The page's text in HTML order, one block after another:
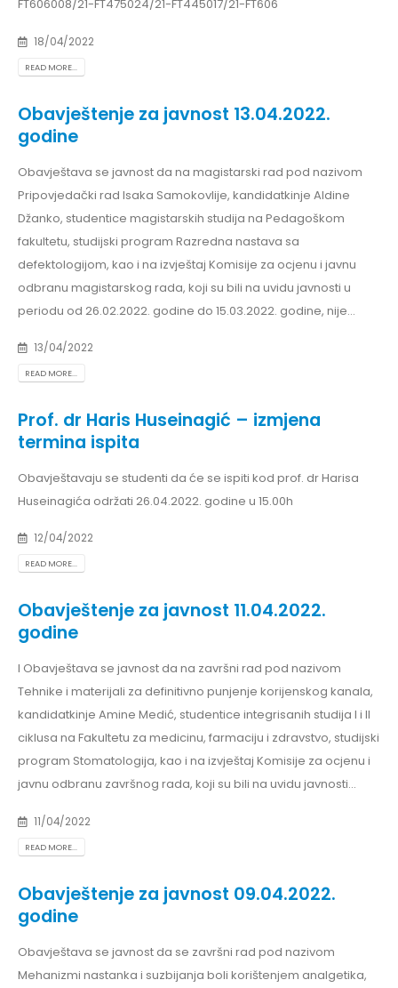
FT606008/21-FT475024/21-FT445017/21-FT606
18/04/2022
READ MORE...
Obavještenje za javnost 13.04.2022.
godine
Obavještava se javnost da na magistarski rad pod nazivom
Pripovjedački rad Isaka Samokovlije, kandidatkinje Aldine
Džanko, studentice magistarskih studija na Pedagoškom
fakultetu, studijski program Razredna nastava sa
defektologijom, kao i na izvještaj Komisije za ocjenu i javnu
odbranu magistarskog rada, koji su bili na uvidu javnosti u
periodu od 26.02.2022. godine do 15.03.2022. godine, nije...
13/04/2022
READ MORE...
Prof. dr Haris Huseinagić – izmjena
termina ispita
Obavještavaju se studenti da će se ispiti kod prof. dr Harisa
Huseinagića održati 26.04.2022. godine u 15.00h
12/04/2022
READ MORE...
Obavještenje za javnost 11.04.2022.
godine
I Obavještava se javnost da na završni rad pod nazivom
Tehnike i materijali za definitivno punjenje korijenskog kanala,
kandidatkinje Amine Medić, studentice integrisanih studija I i II
ciklusa na Fakultetu za medicinu, farmaciju i zdravstvo, studijski
program Stomatologija, kao i na izvještaj Komisije za ocjenu i
javnu odbranu završnog rada, koji su bili na uvidu javnosti...
11/04/2022
READ MORE...
Obavještenje za javnost 09.04.2022.
godine
Obavještava se javnost da se završni rad pod nazivom
Mehanizmi nastanka i suzbijanja boli korištenjem analgetika,